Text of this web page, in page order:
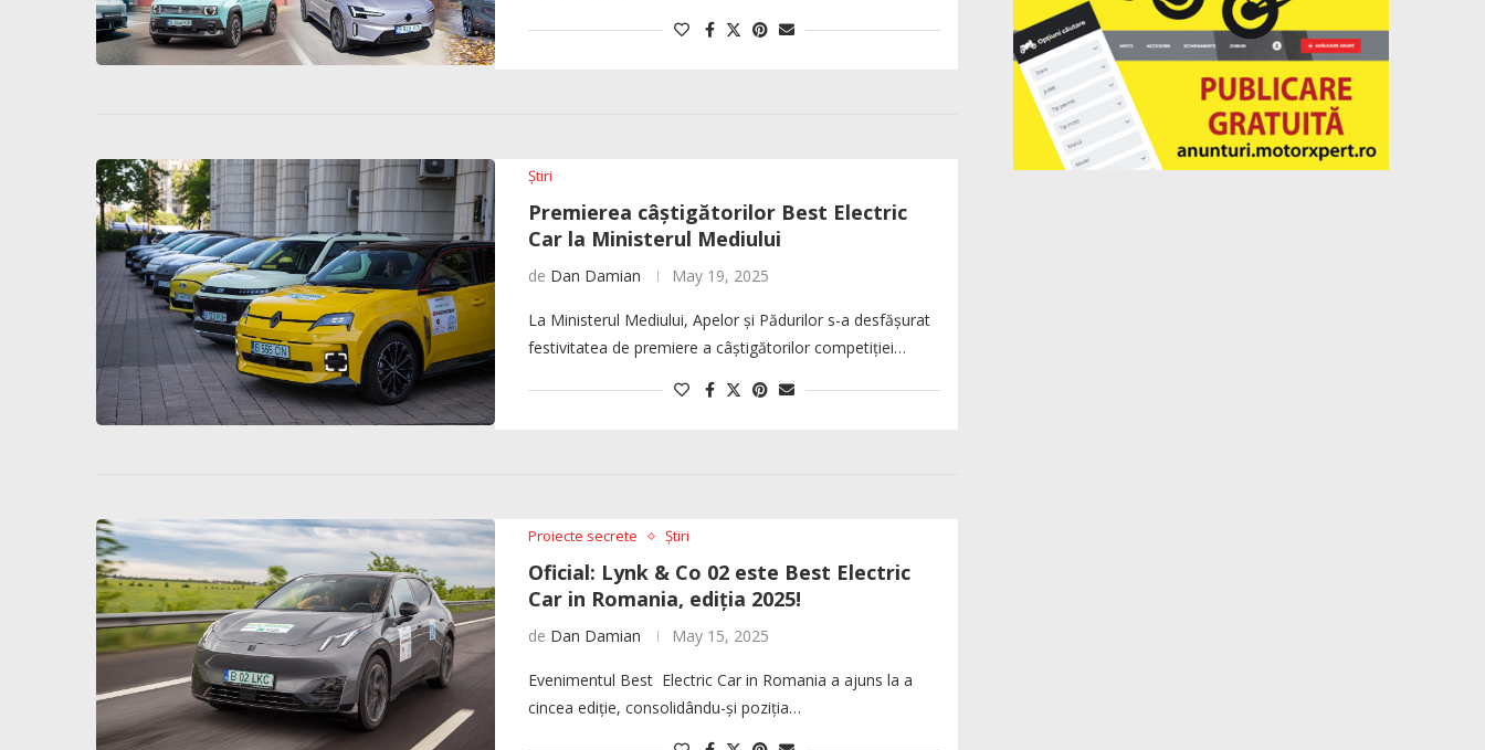
Știri
Premierea câștigătorilor Best Electric
Car la Ministerul Mediului
de Dan Damian May 19, 2025
La Ministerul Mediului, Apelor și Pădurilor s-a desfășurat
festivitatea de premiere a câștigătorilor competiției…
Proiecte secrete Știri
Oficial: Lynk & Co 02 este Best Electric
Car in Romania, ediția 2025!
de Dan Damian May 15, 2025
Evenimentul Best Electric Car in Romania a ajuns la a
cincea ediție, consolidându-și poziția…